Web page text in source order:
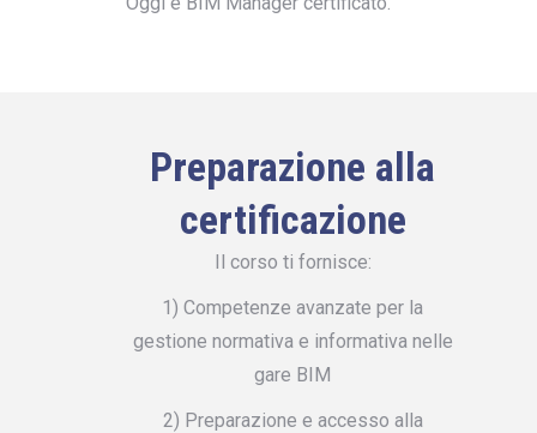
Preparazione alla
certificazione
Il corso ti fornisce:
1) Competenze avanzate per la
gestione normativa e informativa nelle
gare BIM
2) Preparazione e accesso alla